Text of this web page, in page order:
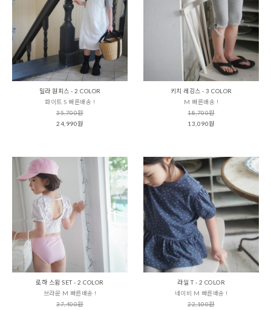
밀라 원피스 - 2 COLOR
화이트 S 빠른배송 !
35,700원
24,990원
키치 레깅스 - 3 COLOR
M 빠른배송 !
18,700원
13,090원
로하 스윔 SET - 2 COLOR
브라운 M 빠른배송 !
37,400원
라일 T - 2 COLOR
네이비 M 빠른배송 !
22,100원